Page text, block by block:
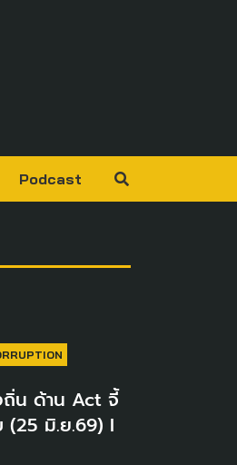
Podcast
น ด้าน Act จี้
มิ.ย.69) I